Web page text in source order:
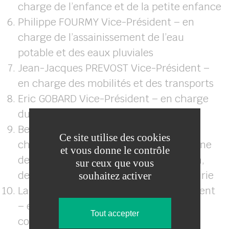
charge de l’enfance et de la petite enfance
Philippe FOURMY Vice-Président – en
charge de l’assainissement de l’eau
potable et des eaux pluviales
Jean-Jacques PREVOST Vice-Président –
en charge des mobilités et des transports
Eric GOBARD Vice-Président – en charge
du tourisme
Bernard CAROUGE Vice-Président – en
charge de la maintenance du patrimoine
de l’agglomération, de la mutualisation,
des groupements d’achat et du bail voirie
Laurence MIFFRE-PERETTI Vice-Président
– en charge de la politique culturelle
communautaire
Ce site utilise des cookies
et vous donne le contrôle
sur ceux que vous
souhaitez activer
Tout accepter